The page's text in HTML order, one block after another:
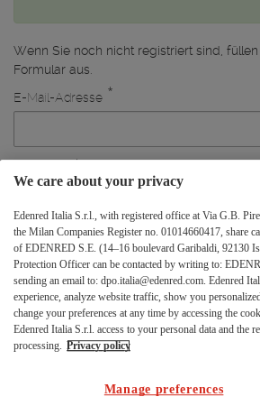
Wenn Sie noch nicht registriert sind,
Formular aus.
A
n
l
e
d
a
t
e
n
E-Mail-Adresse *
*
Neues Passwort wiederholen*
Das Passwort muss eine Länge zwischen
haben und mindestenseinen
Großbuchstaben, eine Ziffer und ein
von den zuvor verwendeten unterscheiden.
We care about your privacy
Edenred Italia S.r.l., with registered office at Via G.B.
the Milan Companies Register no. 01014660417, share
of EDENRED S.E. (14–16 boulevard Garibaldi, 92130
Protection Officer can be contacted by writing to:
sending an email to: dpo.italia@edenred.com. Edenred
experience, analyze website traffic, show you
change your preferences at any time by accessing the
Edenred Italia S.r.l. access to your personal data and
processing. Privacy policy
Manage preferences